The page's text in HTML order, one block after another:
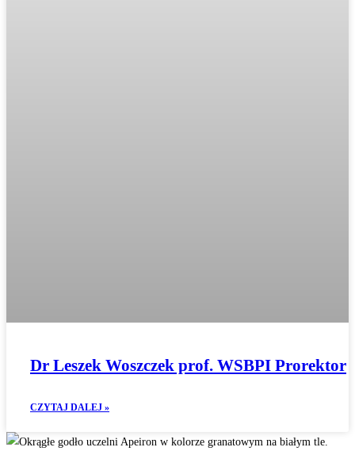
Dr Leszek Woszczek prof. WSBPI Prorektor
CZYTAJ DALEJ »